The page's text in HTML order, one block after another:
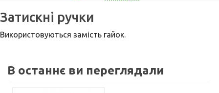
750
Затискні ручки
Використовуються замість гайок.
В останнє ви переглядали